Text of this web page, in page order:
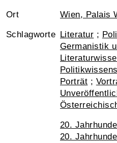
Ort Wien, Palais
Schlagworte Literatur ;
Germanistik
Porträt ;
20.
20.